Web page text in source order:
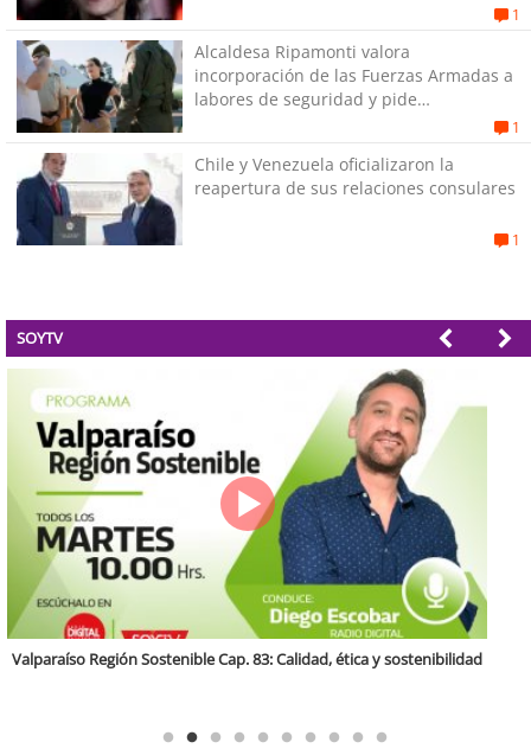
1
Alcaldesa Ripamonti valora
incorporación de las Fuerzas Armadas a
labores de seguridad y pide
1
Chile y Venezuela oficializaron la
reapertura de sus relaciones consulares
1
SOYTV